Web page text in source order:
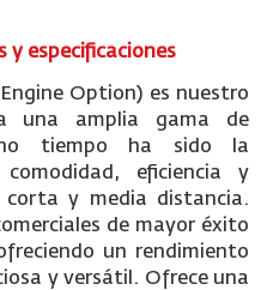
y especificaciones
Option) es nuestro
una amplia gama de
tiempo ha sido la
eficiencia y
y media distancia.
de mayor éxito
un rendimiento
y versátil. Ofrece una